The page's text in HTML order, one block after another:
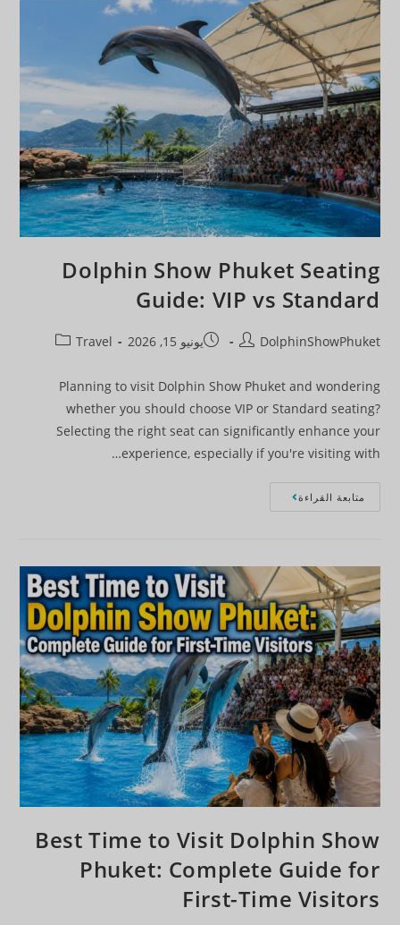
Dolphin Show Phuket Seating
Guide: VIP vs Standard
DolphinShowPhuket يونيو 15, 2026 Travel
Planning to visit Dolphin Show Phuket and wondering
whether you should choose VIP or Standard seating?
Selecting the right seat can significantly enhance your
experience, especially if you're visiting with…
متابعة القراءة
Best Time to Visit Dolphin Show
Phuket: Complete Guide for
First-Time Visitors